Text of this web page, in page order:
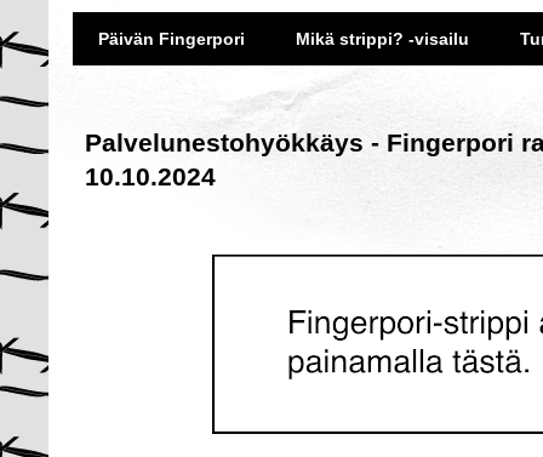
Päivän Fingerpori Mikä strippi? -visailu
Palvelunestohyökkäys - Fingerpori
10.10.2024